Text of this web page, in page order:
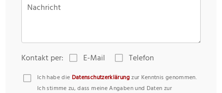
Nachricht
Kontakt per: E-Mail Telefon
Ich habe die Datenschutzerklärungzur Kenntnis genommen.
Ich stimme zu, dass meine Angaben und Daten zur